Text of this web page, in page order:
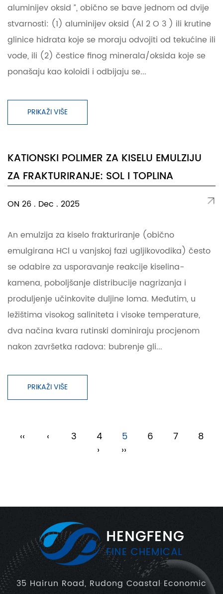
aluminijev oksid ”, obično se bave jednom od dvije
stvarnosti: (1) aluminijev oksid (Al 2 O 3 ) ili krutine
glinice hidrata koje se moraju odvojiti od tekućine ili
vode, ili (2) čestice finog minerala/oksida koje se
ponašaju kao koloidi i odbijaju se...
PRIKAŽI VIŠE
KATIONSKI POLIMER ZA KISELU EMULZIJU
ZA FRAKTURIRANJE: SOL I TOPLINA
ON 26 . Dec . 2025
An emulzija za kiselo frakturiranje (obično
emulgirana HCl u vanjskoj fazi ugljikovodika) često
se odabire za usporavanje reakcije kiselina-
kamena, poboljšanje distribucije nagrizanja i
produljenje učinkovite duljine loma. Međutim, u
ležištima visokog saliniteta i visoke temperature,
dva načina kvara rutinski dominiraju procjenom
nakon završetka radova: bubrenje gli...
PRIKAŽI VIŠE
‹‹ ‹ 3 4 5 6 7
8
›
››
35 Hairun Road, Rudong Coastal Economic